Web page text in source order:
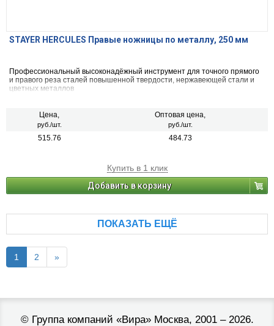
STAYER HERCULES Правые ножницы по металлу, 250 мм
Профессиональный высоконадёжный инструмент для точного прямого
и правого реза сталей повышенной твердости, нержавеющей стали и
цветных металлов
Цена,
руб./шт.
Оптовая цена,
руб./шт.
515.76 484.73
Купить в 1 клик
Добавить в корзину
ПОКАЗАТЬ ЕЩЁ
1 2 »
© Группа компаний «Вира»Москва, 2001 – 2026.